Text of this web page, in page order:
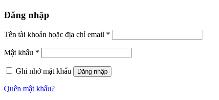
Đăng nhập
Tên tài khoản hoặc địa chỉ email *
Mật khẩu *
Ghi nhớ mật khẩu Đăng nhập
Quên mật khẩu?